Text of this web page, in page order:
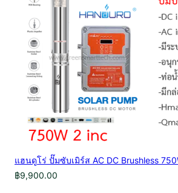
แฮนดูโร่ ปั๊มซับเมิร์ส AC DC Brushless
฿9,900.00